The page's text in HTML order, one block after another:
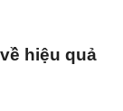
hiệu quả